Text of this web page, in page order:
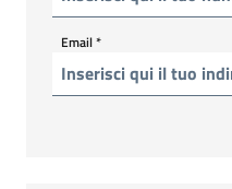
Email*